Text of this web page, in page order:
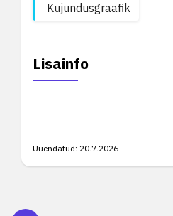
Kujundusgraafik
Lisainfo
Uuendatud: 20.7.2026